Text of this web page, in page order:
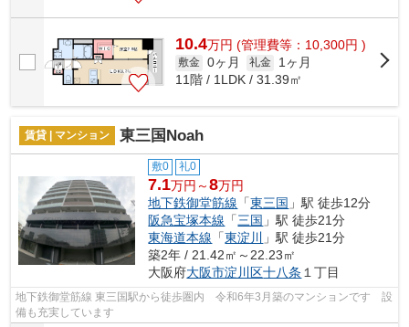
10.4万円 (管理費等：10,300円 )
敷金 0ヶ月 礼金
1ヶ月
11階 / 1LDK / 31.39㎡
賃貸 | マンション 東三国Noah
敷0 礼0
7.1万円～8万円
地下鉄御堂筋線 「東三国 」駅 徒歩12分
阪急宝塚本線 「三国 」駅 徒歩21分
東海道本線 「東淀川
」駅 徒歩21分
築2年 / 21.42㎡～22.23㎡
大阪府大阪市淀川区十八条 １丁目
地下鉄御堂筋線 東三国駅から徒歩圏内 令和6年3月築のマンションです 設
備も充実しています